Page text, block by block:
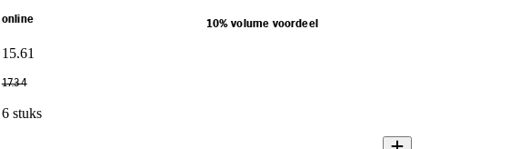
online 10% volume voordeel
15.61
17.34
6 stuks